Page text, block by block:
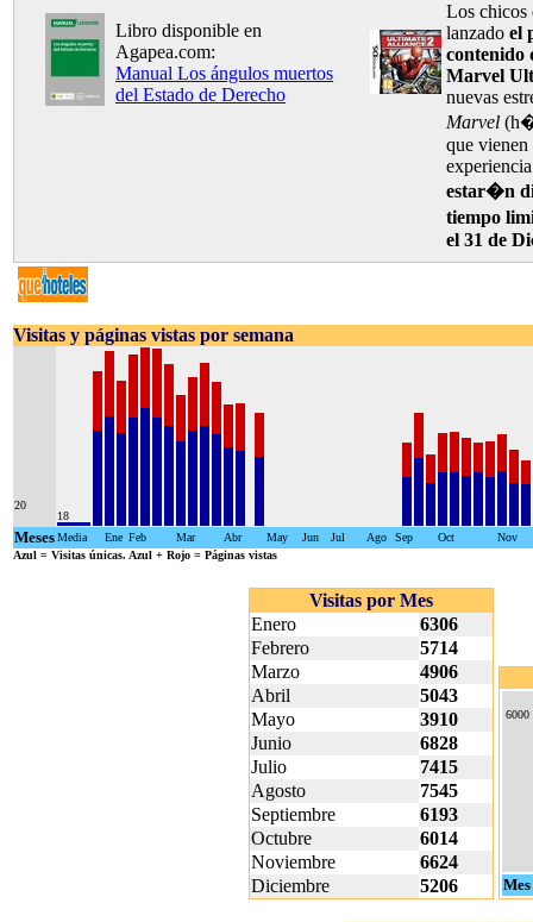
Libro disponible en
Agapea.com:
Manual Los ángulos muertos
del Estado de Derecho
Los
lanzado el
contenido
Marvel
nuevas
Marvel
que
estar�n
tiempo
el 31 de
Visitas y páginas vistas por semana
20
18
MesesMedia Ene Feb Mar Abr May Jun Jul Ago Sep Oct
Nov
Azul = Visitas únicas. Azul + Rojo = Páginas vistas
Visitas por Mes
Enero
6306
Febrero
5714
Marzo
4906
Abril
5043
Mayo
3910
Junio
6828
Julio
7415
Agosto
7545
Septiembre
6193
Octubre
6014
Noviembre
6624
Diciembre
5206
6000
Mes